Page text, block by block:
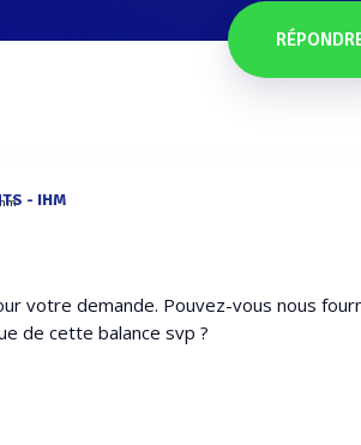
- IHM
votre demande. Pouvez-vous nous
de cette balance svp ?